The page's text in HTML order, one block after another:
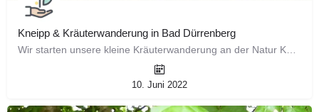
Kneipp & Kräuterwanderung in Bad Dürrenberg
10. Juni 2022